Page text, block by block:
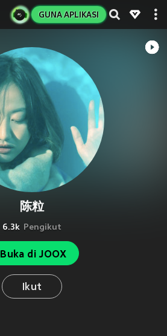
GUNA APLIKASI
陈粒
6.3k Pengikut
Buka di JOOX
Ikut